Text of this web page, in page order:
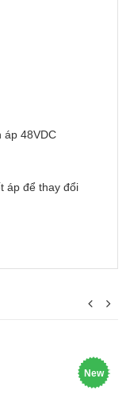
áp 48VDC
áp để thay đổi
New